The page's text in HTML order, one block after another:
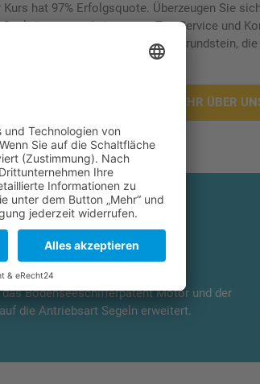
Kurs hat 97% Erfolgsquote. Überzeugen Sie
unserer Leistungen, Top-Service und
Legen Sie schon heute den Grundstein,
MEHR ÜBER
BSM
Segelprüfung zum
Bodenseeschifferpatent Motor und der
die Antriebsart Segeln erweitert.